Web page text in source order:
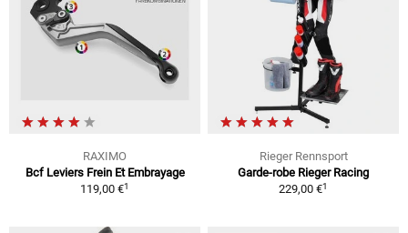
RAXIMO
Bcf Leviers Frein Et Embrayage
119,00 €1
Rieger Rennsport
Garde-robe Rieger Racing
229,00 €1